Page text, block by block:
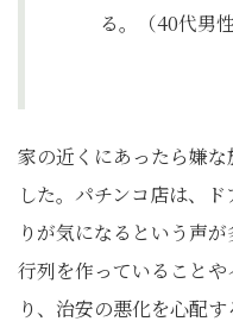
る。（40代男性
家の近くにあったら嫌
した。パチンコ店は、
りが気になるという声
行列を作っていること
り、治安の悪化を心配す